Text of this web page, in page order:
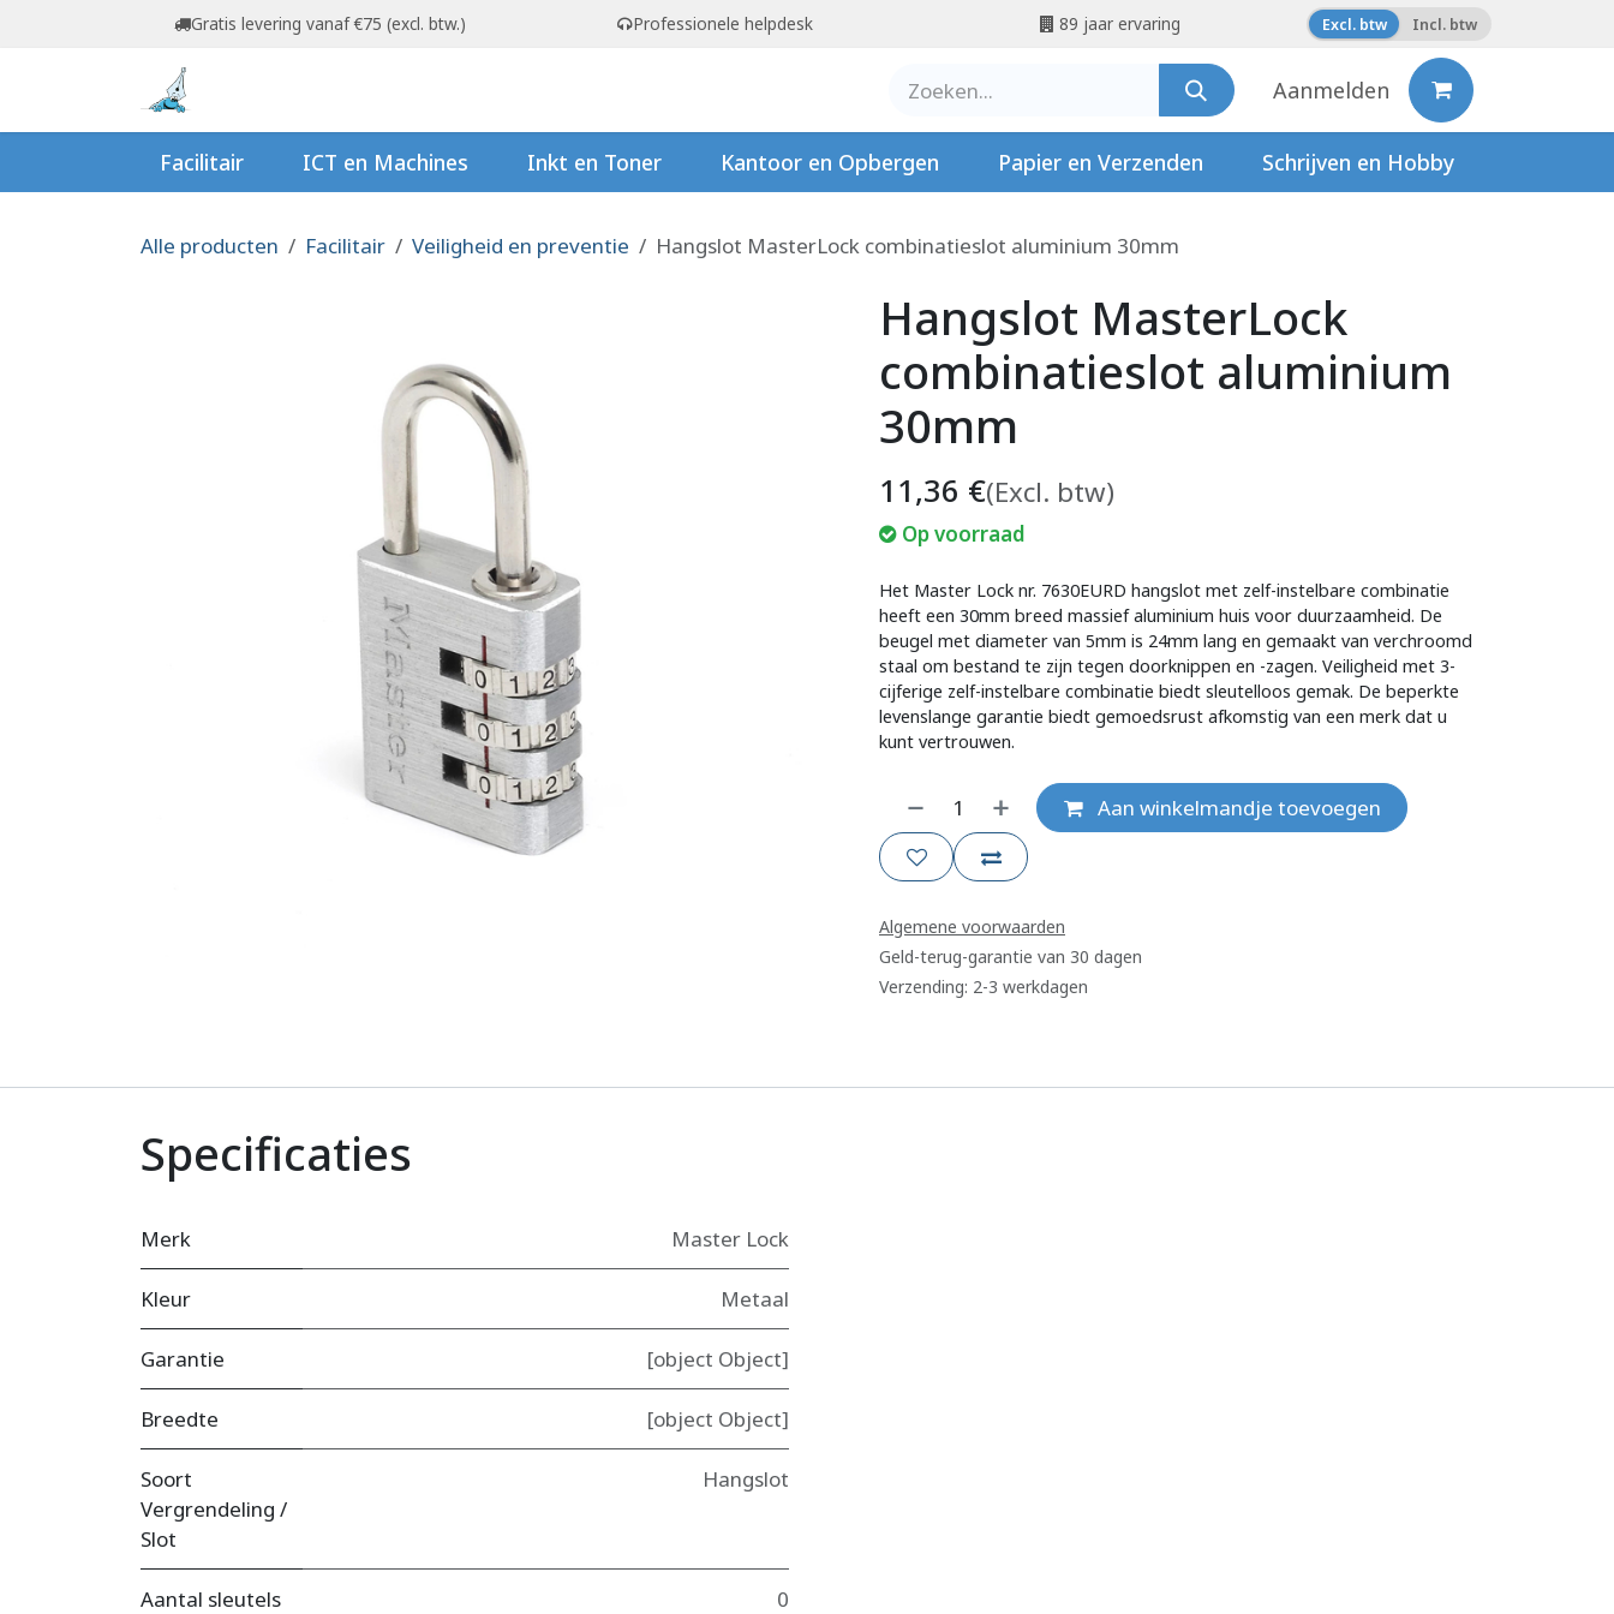
Overslaan naar inhoudGratis levering vanaf €75 (excl. btw.) Professionele helpdesk 89 jaar ervaring Excl. btw Incl. btw
Aanmelden
Facilitair ICT en Machines Inkt en Toner Kantoor en Opbergen Papier en Verzenden Schrijven en Hobby
Alle producten Facilitair Veiligheid en preventie Hangslot MasterLock combinatieslot aluminium 30mm
Hangslot MasterLock
combinatieslot aluminium
30mm
11,36 €(Excl. btw)
Op voorraad
Het Master Lock nr. 7630EURD hangslot met zelf-instelbare combinatie
heeft een 30mm breed massief aluminium huis voor duurzaamheid. De
beugel met diameter van 5mm is 24mm lang en gemaakt van verchroomd
staal om bestand te zijn tegen doorknippen en -zagen. Veiligheid met 3-
cijferige zelf-instelbare combinatie biedt sleutelloos gemak. De beperkte
levenslange garantie biedt gemoedsrust afkomstig van een merk dat u
kunt vertrouwen.
Aan winkelmandje toevoegen
Algemene voorwaarden
Geld-terug-garantie van 30 dagen
Verzending: 2-3 werkdagen
Specificaties
Merk Master Lock
Kleur Metaal
Garantie [object Object]
Breedte [object Object]
Soort
Vergrendeling /
Slot
Hangslot
Aantal sleutels 0